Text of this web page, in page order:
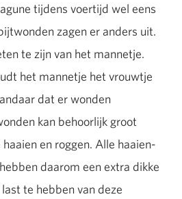
tijdens voertijd wel eens
zagen er anders uit.
te zijn van het mannetje.
het mannetje het vrouwtje
dat er wonden
kan behoorlijk groot
en roggen. Alle haaien-
daarom een extra dikke
te hebben van deze